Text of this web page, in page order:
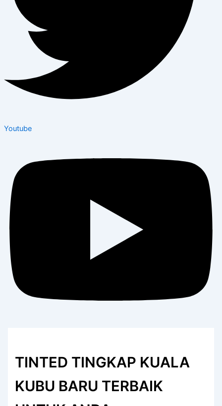
Youtube
TINTED TINGKAP KUALA
KUBU BARU TERBAIK